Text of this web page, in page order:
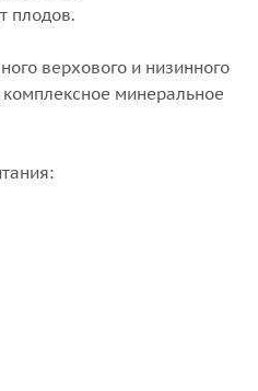
плодов.
верхового и низинного
минеральное